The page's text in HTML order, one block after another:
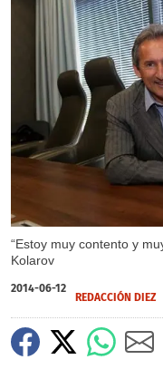
“Estoy muy contento y
Kolarov
2014-06-12
REDACCIÓN DIEZ